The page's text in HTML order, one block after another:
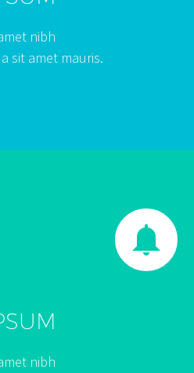
nibh
sit amet mauris.


nibh